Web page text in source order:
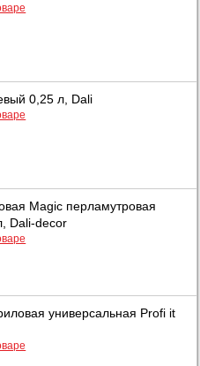
0,25 л, Dali
Magic перламутровая
Dali-decor
универсальная Profi it